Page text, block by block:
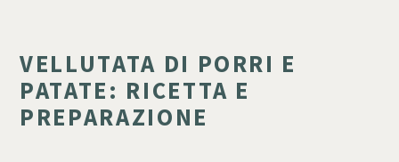
VELLUTATA DI PORRI E
PATATE: RICETTA E
PREPARAZIONE